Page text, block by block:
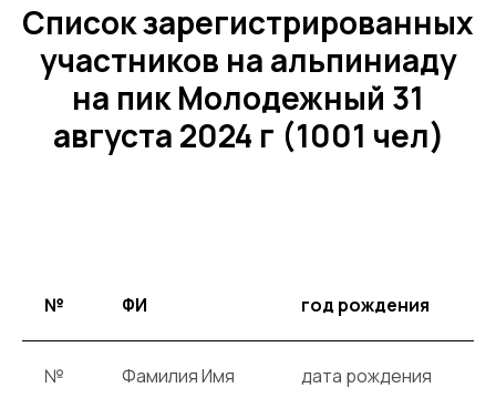
Список зарегистрированных
участников на альпиниаду
на пик Молодежный 31
августа 2024 г (1001 чел)
№ ФИ год рождения
№ Фамилия Имя дата рождения